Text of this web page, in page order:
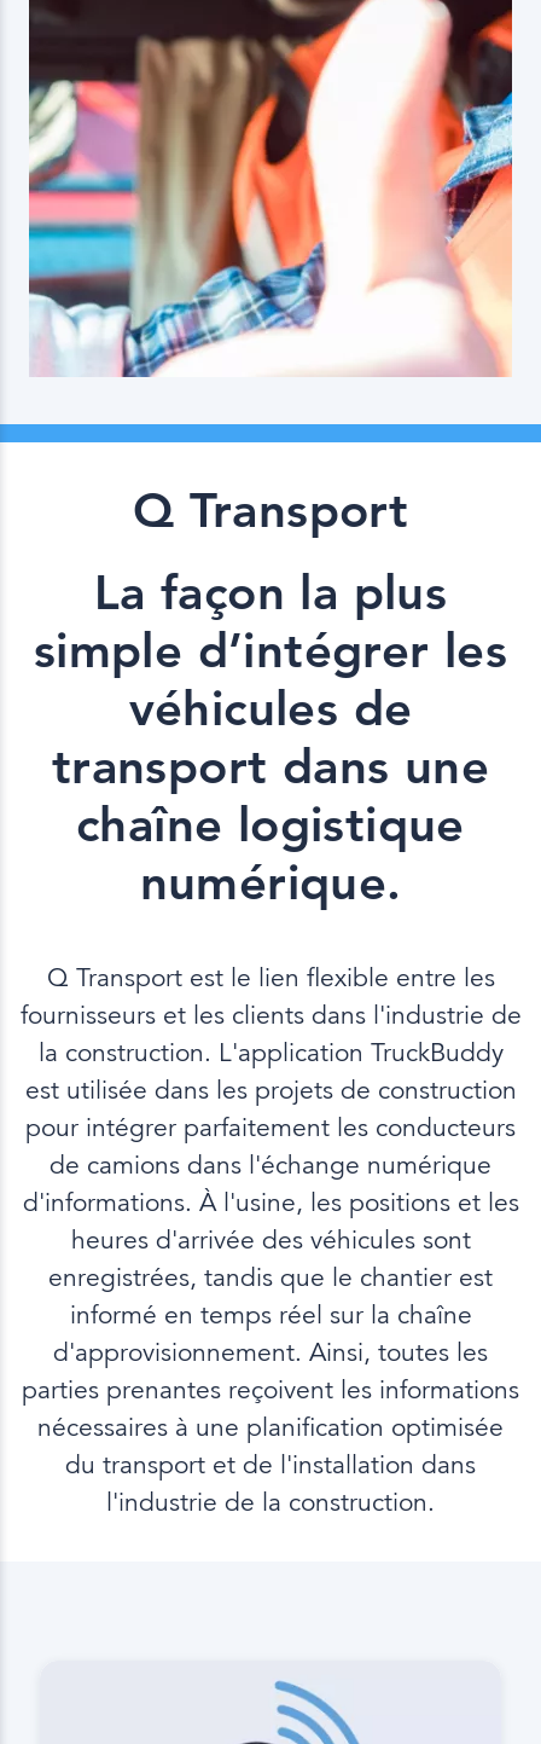
Q Transport
La façon la plus
simple d’intégrer les
véhicules de
transport dans une
chaîne logistique
numérique.
Q Transport est le lien flexible entre les
fournisseurs et les clients dans l'industrie de
la construction. L'application TruckBuddy
est utilisée dans les projets de construction
pour intégrer parfaitement les conducteurs
de camions dans l'échange numérique
d'informations. À l'usine, les positions et les
heures d'arrivée des véhicules sont
enregistrées, tandis que le chantier est
informé en temps réel sur la chaîne
d'approvisionnement. Ainsi, toutes les
parties prenantes reçoivent les informations
nécessaires à une planification optimisée
du transport et de l'installation dans
l'industrie de la construction.